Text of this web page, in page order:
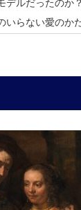
デルだったのか？
いらない愛のか